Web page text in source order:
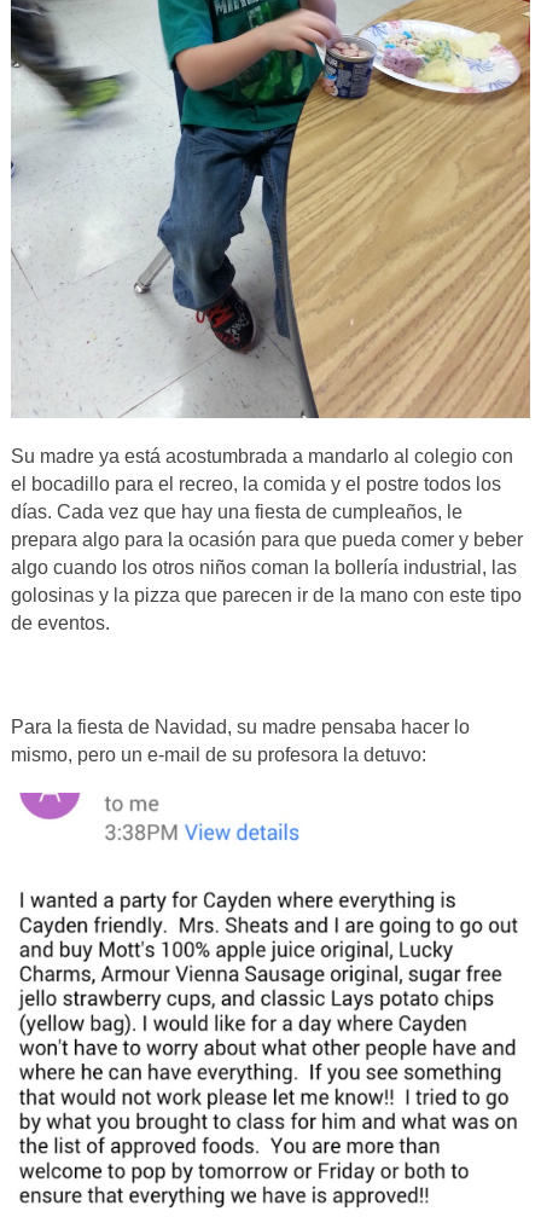
Su madre ya está acostumbrada a mandarlo al colegio con
el bocadillo para el recreo, la comida y el postre todos los
días. Cada vez que hay una fiesta de cumpleaños, le
prepara algo para la ocasión para que pueda comer y beber
algo cuando los otros niños coman la bollería industrial, las
golosinas y la pizza que parecen ir de la mano con este tipo
de eventos.
Para la fiesta de Navidad, su madre pensaba hacer lo
mismo, pero un e-mail de su profesora la detuvo: